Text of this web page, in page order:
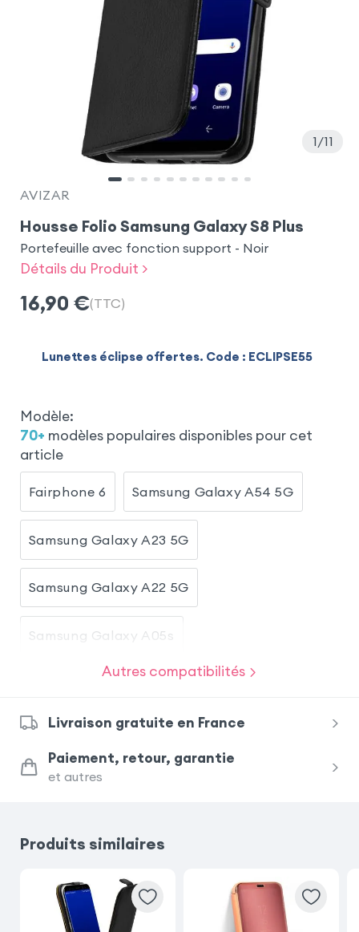
1 11
AVIZAR
Housse Folio Samsung Galaxy S8 Plus
Portefeuille avec fonction support - Noir
Détails du Produit >
16,90 €(TTC)
Lunettes éclipse offertes. Code : ECLIPSE55
Modèle:
70+ modèles populaires disponibles pour cet
article
Fairphone 6 Samsung Galaxy A54 5G
Samsung Galaxy A23 5G
Samsung Galaxy A22 5G
Samsung Galaxy A05s
Samsung Galaxy A41
Samsung Galaxy A32 4G
Samsung Galaxy S20
Samsung Galaxy Xcover 5
Autres compatibilités
Livraison gratuite en France
Paiement, retour, garantie
et autres
Produits similaires